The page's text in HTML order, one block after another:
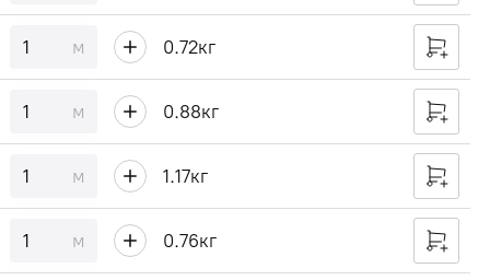
м 0.72кг
м 0.88кг
м 1.17кг
м 0.76кг